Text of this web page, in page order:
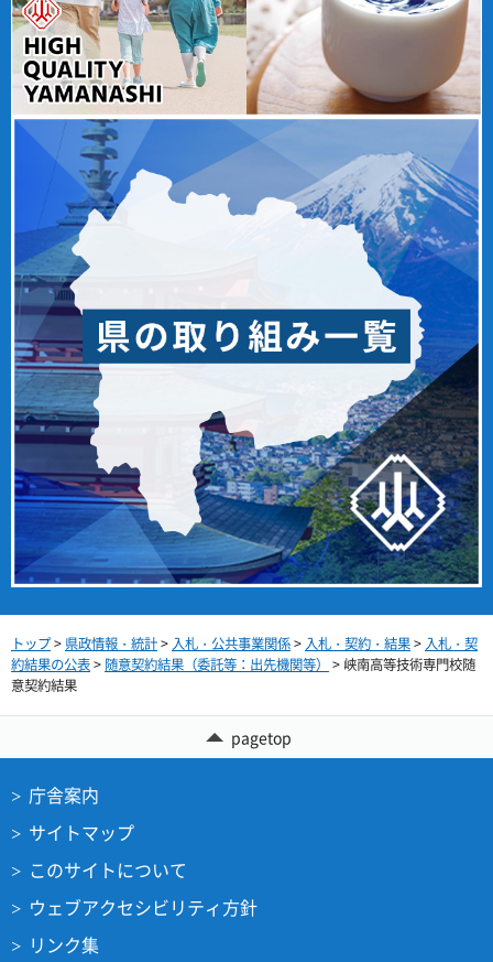
トップ> 県政情報・統計> 入札・公共事業関係> 入札・契約・結果> 入札・契
約結果の公表> 随意契約結果（委託等：出先機関等）
> 峡南高等技術専門校随
意契約結果
pagetop
庁舎案内
サイトマップ
このサイトについて
ウェブアクセシビリティ方針
リンク集